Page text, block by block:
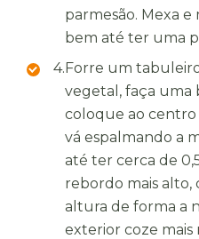
parmesão. Mexa
bem até ter uma
4.Forre um
vegetal, faça uma
coloque ao centro
vá espalmando a
até ter cerca de
rebordo mais alto,
altura de forma a
exterior coze